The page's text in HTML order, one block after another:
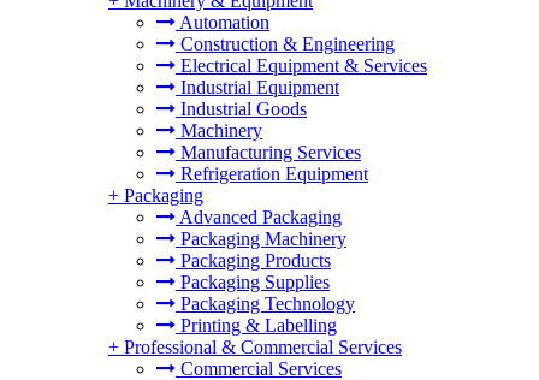
Automation
Construction & Engineering
Electrical Equipment & Services
Industrial Equipment
Industrial Goods
Machinery
Manufacturing Services
Refrigeration Equipment
+ Packaging
Advanced Packaging
Packaging Machinery
Packaging Products
Packaging Supplies
Packaging Technology
Printing & Labelling
+ Professional & Commercial Services
Commercial Services